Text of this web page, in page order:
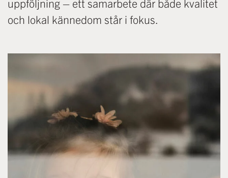
uppföljning – ett samarbete där både kvalitet
och lokal kännedom står i fokus.